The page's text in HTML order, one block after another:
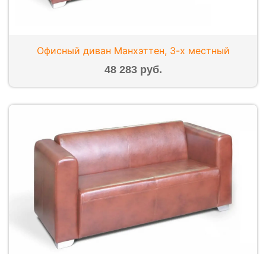
Офисный диван Манхэттен, 3-х местный
48 283 руб.